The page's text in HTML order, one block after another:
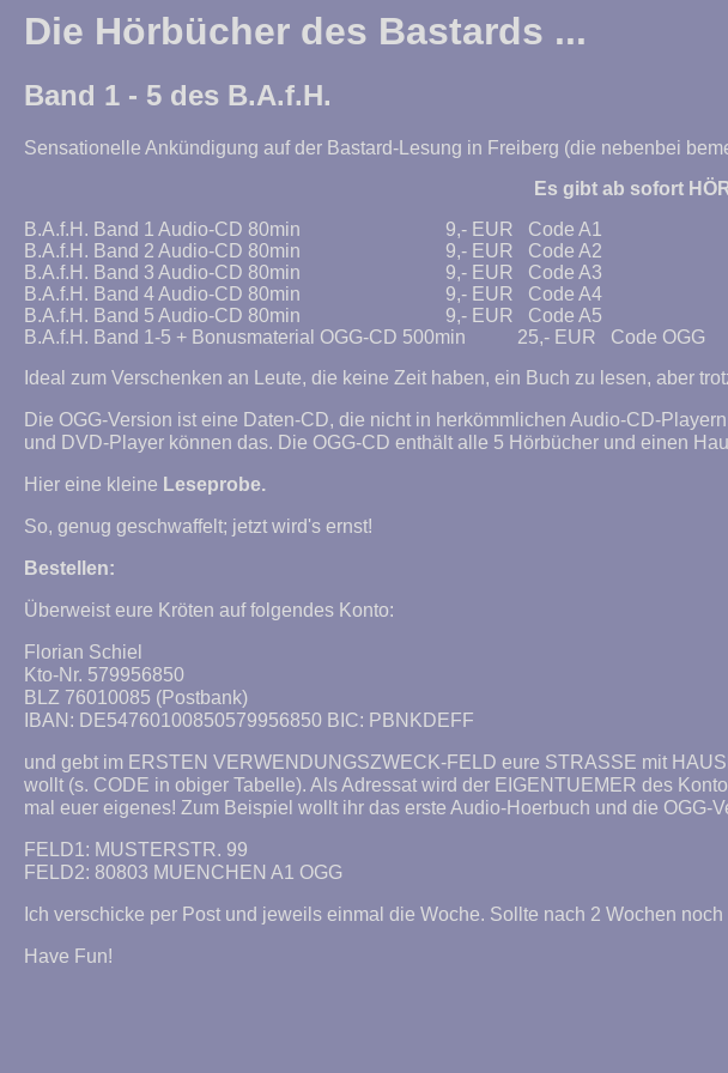
Die Hörbücher des Bastards ...
Band 1 - 5 des B.A.f.H.
Sensationelle Ankündigung auf der Bastard-Lesung in Freiberg (die nebenbei
Es gibt ab sofort
B.A.f.H. Band 1 Audio-CD 80min				9,- EUR   Code A1
B.A.f.H. Band 2 Audio-CD 80min				9,- EUR   Code A2
B.A.f.H. Band 3 Audio-CD 80min				9,- EUR   Code A3
B.A.f.H. Band 4 Audio-CD 80min				9,- EUR   Code A4
B.A.f.H. Band 5 Audio-CD 80min				9,- EUR   Code A5
Ideal zum Verschenken an Leute, die keine Zeit haben, ein Buch zu lesen, aber
Die OGG-Version ist eine Daten-CD, die nicht in herkömmlichen Audio-CD-
und DVD-Player können das. Die OGG-CD enthält alle 5 Hörbücher und einen
Hier eine kleine Leseprobe.
So, genug geschwaffelt; jetzt wird's ernst!
Bestellen:
Überweist eure Kröten auf folgendes Konto:
Florian Schiel
Kto-Nr. 579956850
BLZ 76010085 (Postbank)
IBAN: DE54760100850579956850 BIC: PBNKDEFF
und gebt im ERSTEN VERWENDUNGSZWECK-FELD eure STRASSE mit
wollt (s. CODE in obiger Tabelle). Als Adressat wird der EIGENTUEMER des
mal euer eigenes! Zum Beispiel wollt ihr das erste Audio-Hoerbuch und die OGG-
FELD1: MUSTERSTR. 99
FELD2: 80803 MUENCHEN A1 OGG
Ich verschicke per Post und jeweils einmal die Woche. Sollte nach 2 Wochen
Have Fun!